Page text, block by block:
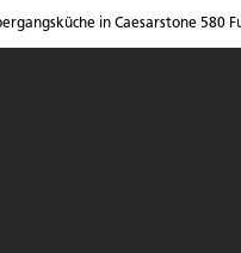
in Caesarstone 580